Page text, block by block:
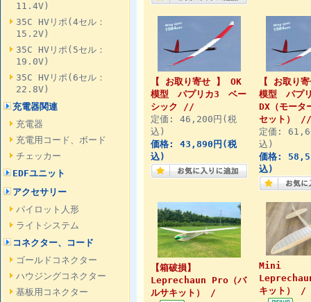
11.4V)
35C HVリポ(4セル：
15.2V)
35C HVリポ(5セル：
19.0V)
35C HVリポ(6セル：
22.8V)
充電器関連
充電器
充電用コード、ボード
チェッカー
EDFユニット
アクセサリー
パイロット人形
ライトシステム
コネクター、コード
ゴールドコネクター
ハウジングコネクター
基板用コネクター
【 お取り寄せ 】 OK
模型 パプリカ3 ベー
シック //
定価: 46,200円(税
込)
価格: 43,890円(税
込)
【 お取り
模型 パプ
DX（モータ
セット） //
定価:
込)
価格:
込)
【箱破損】
Leprechaun Pro（バ
ルサキット） /
Mini
キット） /